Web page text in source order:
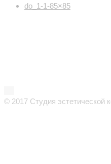
do_1-1-85×85
© 2017 Студия эстетической